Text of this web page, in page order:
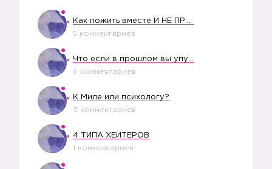
5 комментариев
6 комментариев
К Миле или психологу?
3 комментариев
4 ТИПА ХЕЙТЕРОВ
1 комментариев